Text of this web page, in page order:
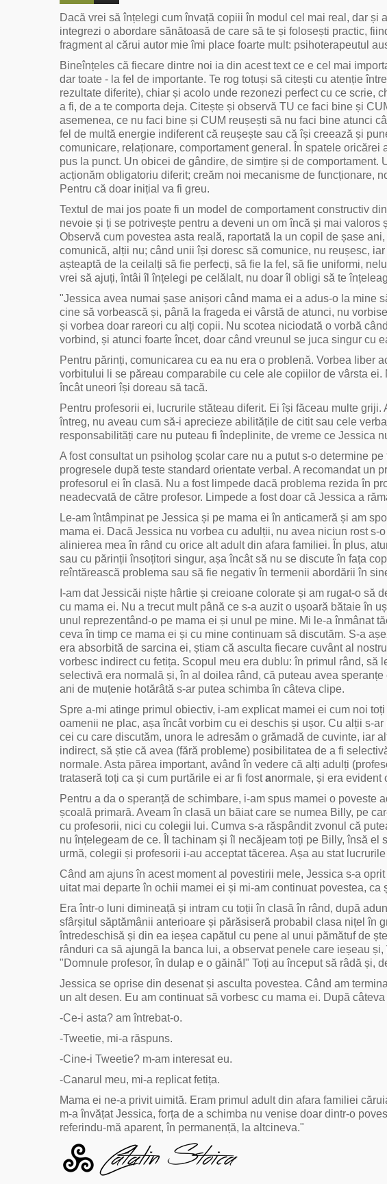
Dacă vrei să înțelegi cum învață copiii în modul cel mai real, dar și
integrezi o abordare sănătoasă de care să te și folosești practic,
fragment al cărui autor mie îmi place foarte mult: psihoterapeutul
Bineînțeles că fiecare dintre noi ia din acest text ce e cel mai
dar toate - la fel de importante. Te rog totuși să citești cu atenție
rezultate diferite), chiar și acolo unde rezonezi perfect cu ce scrie,
a fi, de a te comporta deja. Citește și observă TU ce faci bine și
asemenea, ce nu faci bine și CUM reușești să nu faci bine atunci
fel de multă energie indiferent că reușește sau că își creează și
comunicare, relaționare, comportament general. În spatele
pus la punct. Un obicei de gândire, de simțire și de comportament.
acționăm obligatoriu diferit; creăm noi mecanisme de funcționare,
Pentru că doar inițial va fi greu.
Textul de mai jos poate fi un model de comportament constructiv
nevoie și ți se potrivește pentru a deveni un om încă și mai
Observă cum povestea asta reală, raportată la un copil de șase
comunică, alții nu; când unii își doresc să comunice, nu reușesc,
așteaptă de la ceilalți să fie perfecți, să fie la fel, să fie uniformi,
vrei să ajuți, întâi îl înțelegi pe celălalt, nu doar îl obligi să te
"Jessica avea numai șase anișori când mama ei a adus-o la mine
cine să vorbească și, până la frageda ei vârstă de atunci, nu
și vorbea doar rareori cu alți copii. Nu scotea niciodată o vorbă
vorbind, și atunci foarte încet, doar când vreunul se juca singur cu
Pentru părinți, comunicarea cu ea nu era o problenă. Vorbea liber
vorbitului li se păreau comparabile cu cele ale copiilor de vârsta
încât uneori își doreau să tacă.
Pentru profesorii ei, lucrurile stăteau diferit. Ei își făceau multe
întreg, nu aveau cum să-i aprecieze abilitățile de citit sau cele
responsabilități care nu puteau fi îndeplinite, de vreme ce Jessica
A fost consultat un psiholog școlar care nu a putut s-o determine
progresele după teste standard orientate verbal. A recomandat un
profesorul ei în clasă. Nu a fost limpede dacă problema rezida în
neadecvată de către profesor. Limpede a fost doar că Jessica a
Le-am întâmpinat pe Jessica și pe mama ei în anticameră și am
mama ei. Dacă Jessica nu vorbea cu adulții, nu avea niciun rost
alinierea mea în rând cu orice alt adult din afara familiei. În plus,
sau cu părinții însoțitori singur, așa încât să nu se discute în fața
reîntărească problema sau să fie negativ în termenii abordării în
I-am dat Jessicăi niște hârtie și creioane colorate și am rugat-o să
cu mama ei. Nu a trecut mult până ce s-a auzit o ușoară bătaie în
unul reprezentând-o pe mama ei și unul pe mine. Mi le-a înmânat
ceva în timp ce mama ei și cu mine continuam să discutăm. S-a
era absorbită de sarcina ei, știam că asculta fiecare cuvânt al
vorbesc indirect cu fetița. Scopul meu era dublu: în primul rând, să
selectivă era normală și, în al doilea rând, că puteau avea
ani de muțenie hotărâtă s-ar putea schimba în câteva clipe.
Spre a-mi atinge primul obiectiv, i-am explicat mamei ei cum noi
oamenii ne plac, așa încât vorbim cu ei deschis și ușor. Cu alții s-
cei cu care discutăm, unora le adresăm o grămadă de cuvinte, iar
indirect, să știe că avea (fără probleme) posibilitatea de a fi
normale. Asta părea important, având în vedere că alți adulți
trataseră toți ca și cum purtările ei ar fi fostanormale, și era evident
Pentru a da o speranță de schimbare, i-am spus mamei o poveste
școală primară. Aveam în clasă un băiat care se numea Billy, pe
cu profesorii, nici cu colegii lui. Cumva s-a răspândit zvonul că
nu înțelegeam de ce. Îl tachinam și îl necăjeam toți pe Billy, însă
urmă, colegii și profesorii i-au acceptat tăcerea. Așa au stat
Când am ajuns în acest moment al povestirii mele, Jessica s-a
uitat mai departe în ochii mamei ei și mi-am continuat povestea,
Era într-o luni dimineață și intram cu toții în clasă în rând, după
sfârșitul săptămânii anterioare și părăsiseră probabil clasa nițel în
întredeschisă și din ea ieșea capătul cu pene al unui pămătuf de
rânduri ca să ajungă la banca lui, a observat penele care ieșeau
"Domnule profesor, în dulap e o găină!" Toți au început să râdă și,
Jessica se oprise din desenat și asculta povestea. Când am
un alt desen. Eu am continuat să vorbesc cu mama ei. După
-Ce-i asta? am întrebat-o.
-Tweetie, mi-a răspuns.
-Cine-i Tweetie? m-am interesat eu.
-Canarul meu, mi-a replicat fetița.
Mama ei ne-a privit uimită. Eram primul adult din afara familiei
m-a învățat Jessica, forța de a schimba nu venise doar dintr-o
referindu-mă aparent, în permanență, la altcineva."